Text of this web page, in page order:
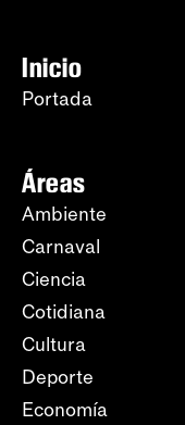
Inicio
Portada
Áreas
Ambiente
Carnaval
Ciencia
Cotidiana
Cultura
Deporte
Economía